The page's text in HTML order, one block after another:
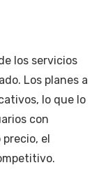
los servicios
Los planes a
lo que lo
con
el